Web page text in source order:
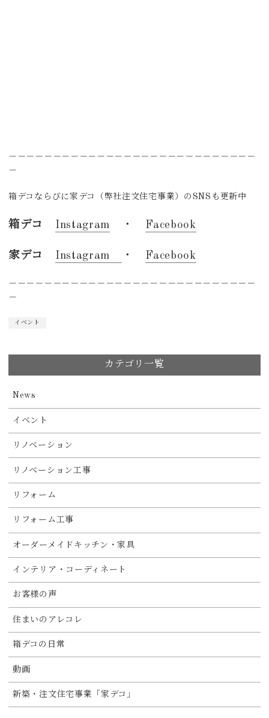
－－－－－－－－－－－－－－－－－－－－－－－－－－－－
－
箱デコならびに家デコ（弊社注文住宅事業）のSNSも更新中
箱デコ Instagram ・ Facebook
家デコ Instagram ・ Facebook
－－－－－－－－－－－－－－－－－－－－－－－－－－－－
－
イベント
カテゴリ一覧
News
イベント
リノベーション
リノベーション工事
リフォーム
リフォーム工事
オーダーメイドキッチン・家具
インテリア・コーディネート
お客様の声
住まいのアレコレ
箱デコの日常
動画
新築・注文住宅事業「家デコ」